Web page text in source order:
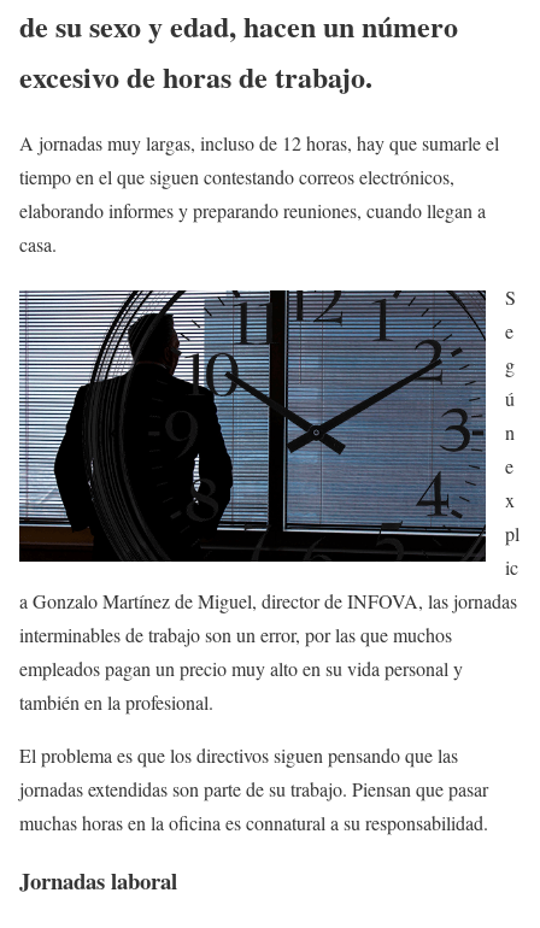
de su sexo y edad, hacen un número
excesivo de horas de trabajo.
A jornadas muy largas, incluso de 12 horas, hay que sumarle el
tiempo en el que siguen contestando correos electrónicos,
elaborando informes y preparando reuniones, cuando llegan a
casa.
S
e
g
ú
n
e
x
pl
ic
a Gonzalo Martínez de Miguel, director de INFOVA, las jornadas
interminables de trabajo son un error, por las que muchos
empleados pagan un precio muy alto en su vida personal y
también en la profesional.
El problema es que los directivos siguen pensando que las
jornadas extendidas son parte de su trabajo. Piensan que pasar
muchas horas en la oficina es connatural a su responsabilidad.
Jornadas laboral